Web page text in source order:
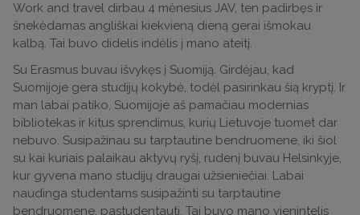
Work and travel dirbau 4 mėnesius JAV, ten padirbęs ir
šnekėdamas angliškai kiekvieną dieną gerai išmokau
kalbą. Tai buvo didelis indėlis į mano ateitį.
Su Erasmus buvau išvykęs į Suomiją. Girdėjau, kad
Suomijoje gera studijų kokybė, todėl pasirinkau šią kryptį. Ir
man labai patiko, Suomijoje aš pamačiau modernias
bibliotekas ir kitus sprendimus, kurių Lietuvoje tuomet dar
nebuvo. Susipažinau su tarptautine bendruomene, iki šiol
su kai kuriais palaikau aktyvų ryšį, rudenį buvau Helsinkyje,
kur gyvena mano studijų draugai užsieniečiai. Labai
naudinga studentams susipažinti su tarptautine
bendruomene, pastudentauti. Tai buvo mano vienintelis